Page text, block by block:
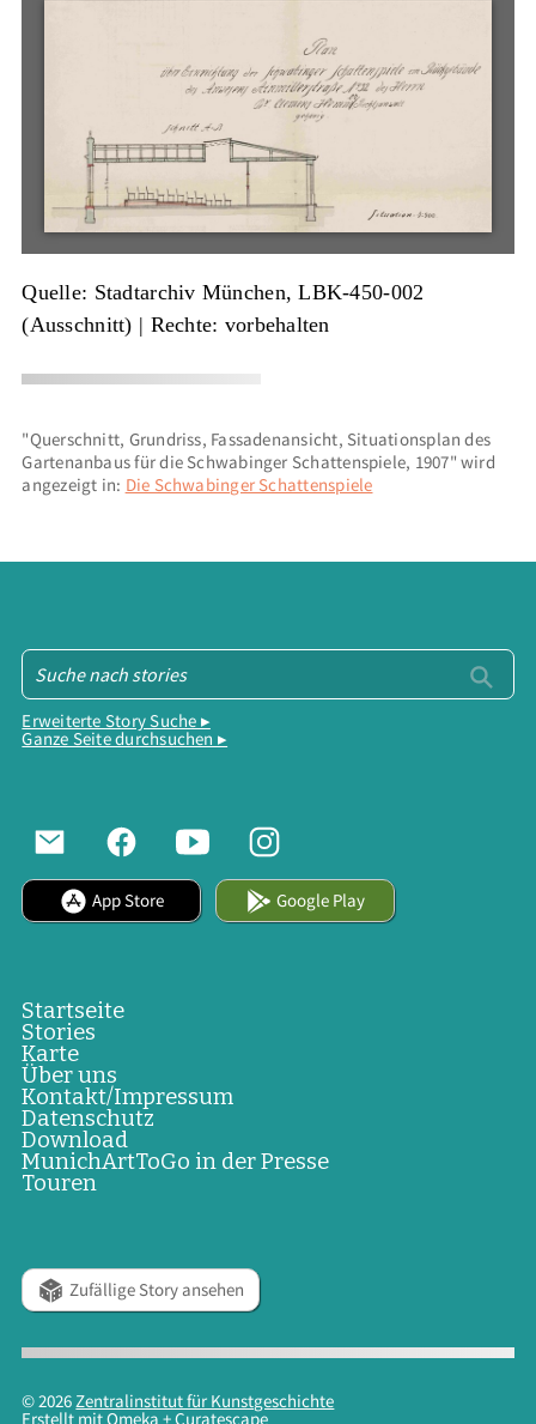
Quelle: Stadtarchiv München, LBK-450-002
(Ausschnitt) | Rechte: vorbehalten
"Querschnitt, Grundriss, Fassadenansicht, Situationsplan des
Gartenanbaus für die Schwabinger Schattenspiele, 1907" wird
angezeigt in: Die Schwabinger Schattenspiele
Erweiterte Story Suche ▸
Ganze Seite durchsuchen ▸
App Store Google Play
Startseite
Stories
Karte
Über uns
Kontakt/Impressum
Datenschutz
Download
MunichArtToGo in der Presse
Touren
Zufällige Story ansehen
© 2026Zentralinstitut für Kunstgeschichte
Erstellt mitOmeka +Curatescape